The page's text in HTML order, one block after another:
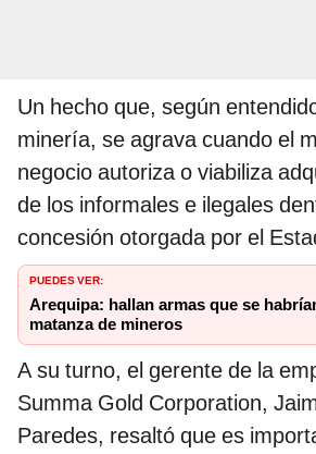
Un hecho que, según
minería, se agrava cuando el
negocio autoriza o viabiliza
de los informales e ilegales
concesión otorgada por el
PUEDES VER:
Arequipa: hallan armas que se
matanza de mineros
A su turno, el gerente de la
Summa Gold Corporation,
Paredes, resaltó que es